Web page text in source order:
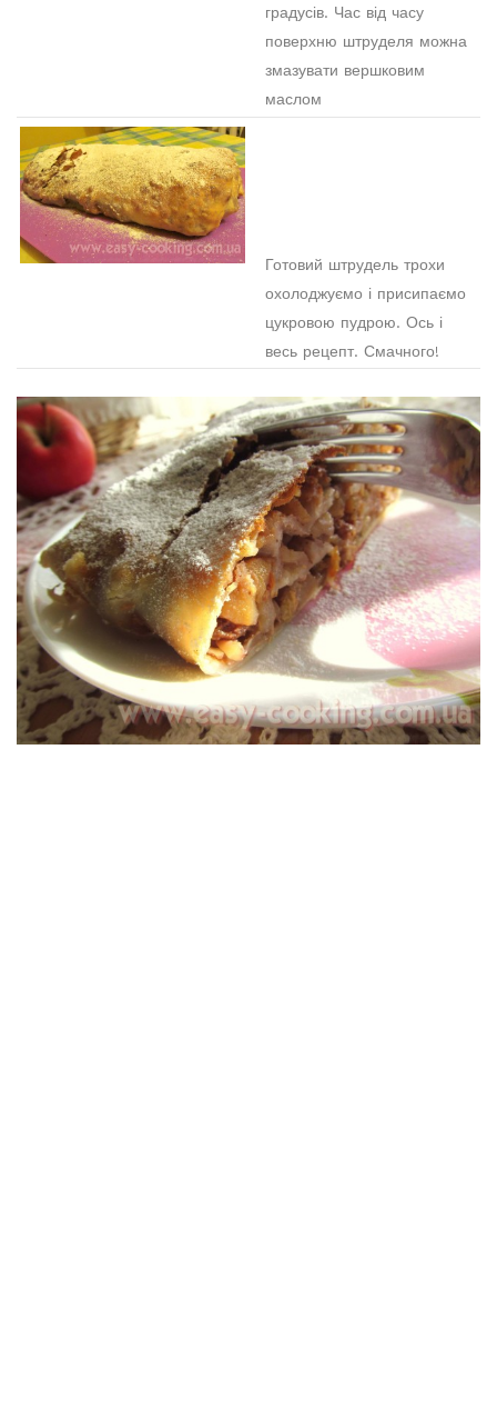
градусів. Час від часу
поверхню штруделя можна
змазувати вершковим
маслом
Готовий штрудель трохи
охолоджуємо і присипаємо
цукровою пудрою. Ось і
весь рецепт. Смачного!